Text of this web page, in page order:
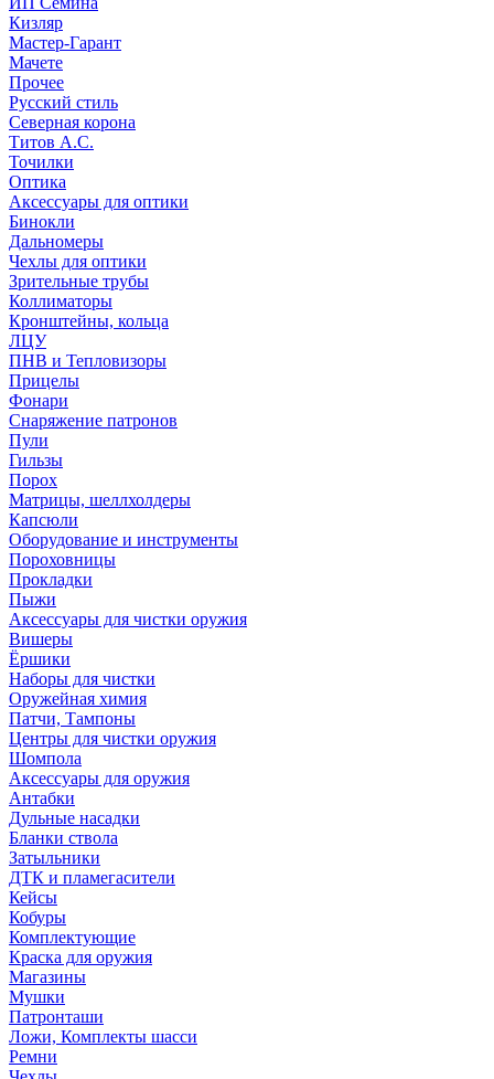
Кизляр
Мастер-Гарант
Мачете
Прочее
Русский стиль
Северная корона
Титов А.С.
Точилки
Оптика
Аксессуары для оптики
Бинокли
Дальномеры
Чехлы для оптики
Зрительные трубы
Коллиматоры
Кронштейны, кольца
ЛЦУ
ПНВ и Тепловизоры
Прицелы
Фонари
Снаряжение патронов
Пули
Гильзы
Порох
Матрицы, шеллхолдеры
Капсюли
Оборудование и инструменты
Пороховницы
Прокладки
Пыжи
Аксессуары для чистки оружия
Вишеры
Ёршики
Наборы для чистки
Оружейная химия
Патчи, Тампоны
Центры для чистки оружия
Шомпола
Аксессуары для оружия
Антабки
Дульные насадки
Бланки ствола
Затыльники
ДТК и пламегасители
Кейсы
Кобуры
Комплектующие
Краска для оружия
Магазины
Мушки
Патронташи
Ложи, Комплекты шасси
Ремни